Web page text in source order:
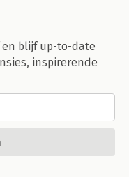
en blijf up-to-date
inspirerende